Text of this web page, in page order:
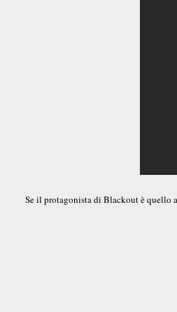
Se il protagonista di Blackout è quello